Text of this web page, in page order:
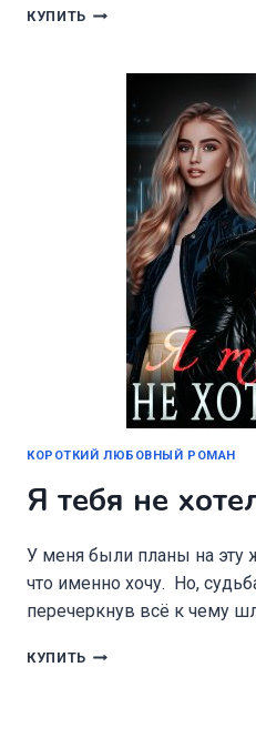
КУПИТЬ Я
ЗНАЮ
КОРОТКИЙ ЛЮБОВНЫЙ РОМАН
Я тебя не
У меня были планы на эту
что именно хочу. Но,
перечеркнув всё к чему
КУПИТЬ Я